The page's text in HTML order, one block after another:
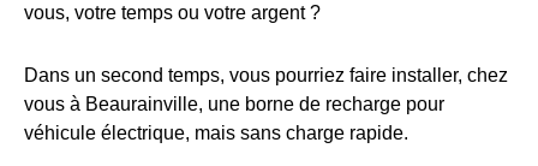
vous, votre temps ou votre argent ?
Dans un second temps, vous pourriez faire installer, chez
vous à Beaurainville, une borne de recharge pour
véhicule électrique, mais sans charge rapide.